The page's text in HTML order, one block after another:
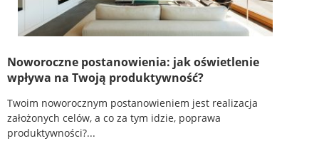
Noworoczne postanowienia: jak oświetlenie
wpływa na Twoją produktywność?
Twoim noworocznym postanowieniem jest realizacja
założonych celów, a co za tym idzie, poprawa
produktywności?...